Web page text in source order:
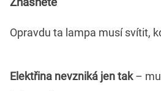
Opravdu ta lampa musí svítit,
Elektřina nevzniká jen tak–